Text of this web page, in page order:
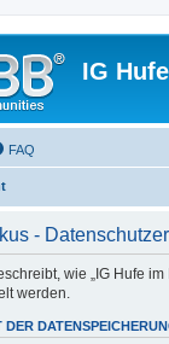
IG
FAQ
-
wie „IG Hufe
werden.